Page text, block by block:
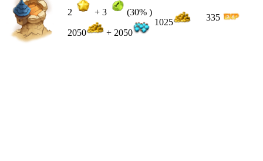
2 + 3 (30% )
2050 + 2050
1025 335